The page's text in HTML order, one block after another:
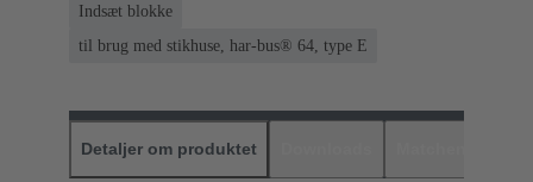
Indsæt blokke
til brug med stikhuse, har-bus® 64, type E
Detaljer om produktet